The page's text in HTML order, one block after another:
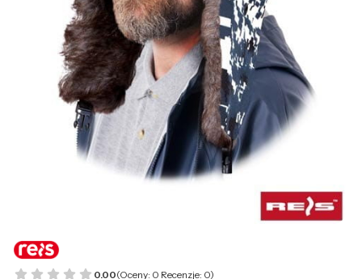
0.00(Oceny: 0 Recenzje: 0)